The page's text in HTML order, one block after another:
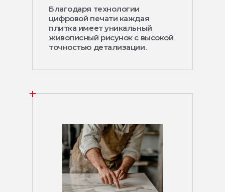
Благодаря технологии
цифровой печати каждая
плитка имеет уникальный
живописный рисунок с высокой
точностью детализации.